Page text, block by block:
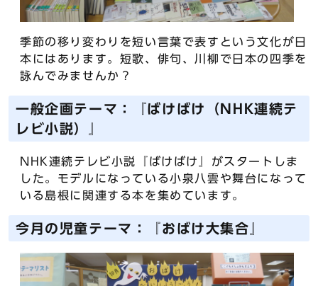
季節の移り変わりを短い言葉で表すという文化が日
本にはあります。短歌、俳句、川柳で日本の四季を
詠んでみませんか？
一般企画テーマ：『ばけばけ（NHK連続テ
レビ小説）』
NHK連続テレビ小説『ばけばけ』がスタートしま
した。モデルになっている小泉八雲や舞台になって
いる島根に関連する本を集めています。
今月の児童テーマ：『おばけ大集合』